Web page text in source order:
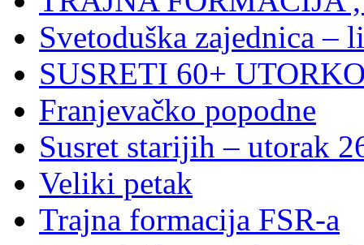
Svetoduška zajednica –
SUSRETI 60+
Franjevačko popodne
Susret starijih – utorak
Veliki petak
Trajna formacija FSR-a